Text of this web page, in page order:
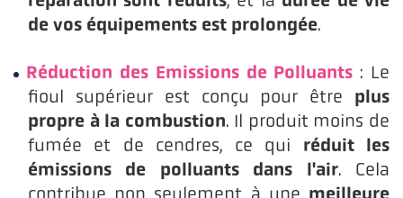
de vos équipements est prolongée.
Réduction des Emissions de Polluants : Le
fioul supérieur est conçu pour être plus
propre à la combustion. Il produit moins de
fumée et de cendres, ce qui réduit les
émissions de polluants dans l'air. Cela
contribue non seulement à une meilleure